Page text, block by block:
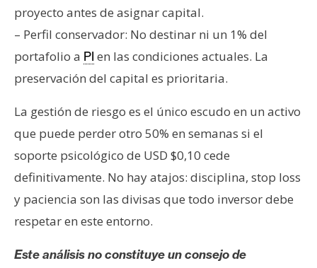
proyecto antes de asignar capital.
– Perfil conservador: No destinar ni un 1% del
portafolio a PI en las condiciones actuales. La
preservación del capital es prioritaria.
La gestión de riesgo es el único escudo en un activo
que puede perder otro 50% en semanas si el
soporte psicológico de USD $0,10 cede
definitivamente. No hay atajos: disciplina, stop loss
y paciencia son las divisas que todo inversor debe
respetar en este entorno.
Este análisis no constituye un consejo de